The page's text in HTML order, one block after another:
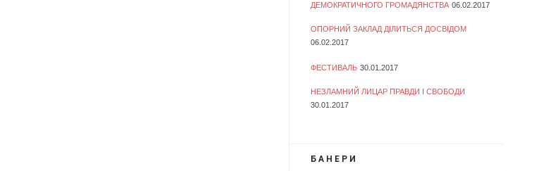
ДЕМОКРАТИЧНОГО ГРОМАДЯНСТВА 06.02.2017
ОПОРНИЙ ЗАКЛАД ДІЛИТЬСЯ ДОСВІДОМ
06.02.2017
ФЕСТИВАЛЬ 30.01.2017
НЕЗЛАМНИЙ ЛИЦАР ПРАВДИ І СВОБОДИ
30.01.2017
БАНЕРИ